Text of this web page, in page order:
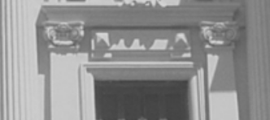
Documentos